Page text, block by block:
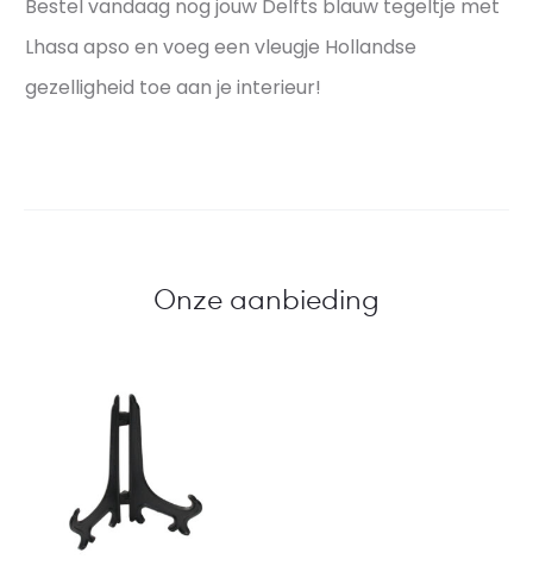
Bestel vandaag nog jouw Delfts blauw tegeltje met
Lhasa apso en voeg een vleugje Hollandse
gezelligheid toe aan je interieur!
Onze aanbieding